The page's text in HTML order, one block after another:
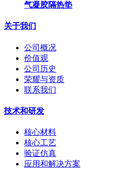
气凝胶隔热垫
关于我们
公司概况
价值观
公司历史
荣耀与资质
联系我们
技术和研发
核心材料
核心工艺
验证仿真
应用和解决方案